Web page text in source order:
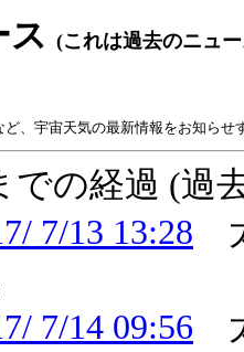
ス (これは過去のニュ
、宇宙天気の最新情報をお知らせ
での経過 (過
7/13 13:28
7/14 09:56